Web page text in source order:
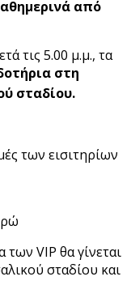
από
τις 5.00 μ.μ., τα
στη
σταδίου.
των εισιτηρίων
VIP θα γίνεται
σταδίου και